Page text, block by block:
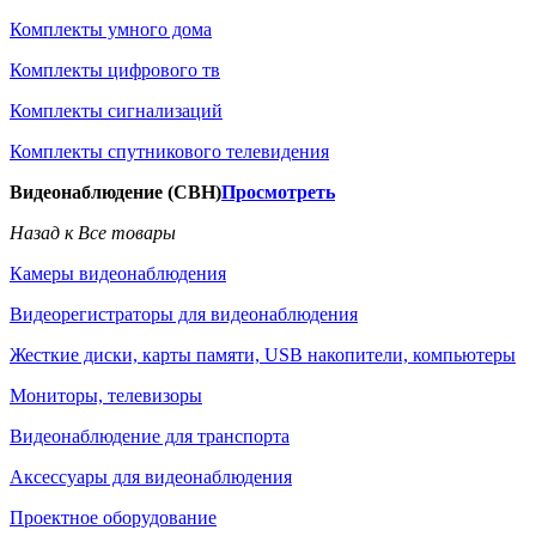
Комплекты умного дома
Комплекты цифрового тв
Комплекты сигнализаций
Комплекты спутникового телевидения
Видеонаблюдение (СВН)Просмотреть
Назад к Все товары
Камеры видеонаблюдения
Видеорегистраторы для видеонаблюдения
Жесткие диски, карты памяти, USB накопители, компьютеры
Мониторы, телевизоры
Видеонаблюдение для транспорта
Аксессуары для видеонаблюдения
Проектное оборудование